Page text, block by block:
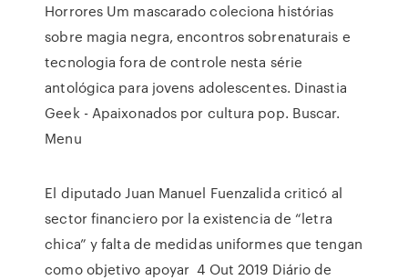
Horrores Um mascarado coleciona histórias
sobre magia negra, encontros sobrenaturais e
tecnologia fora de controle nesta série
antológica para jovens adolescentes. Dinastia
Geek - Apaixonados por cultura pop. Buscar.
Menu
El diputado Juan Manuel Fuenzalida criticó al
sector financiero por la existencia de “letra
chica” y falta de medidas uniformes que tengan
como objetivo apoyar 4 Out 2019 Diário de